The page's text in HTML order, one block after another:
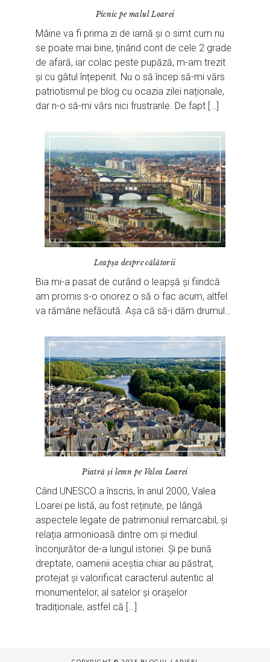
Picnic pe malul Loarei
Mâine va fi prima zi de iarnă și o simt cum nu
se poate mai bine, ținând cont de cele 2 grade
de afară, iar colac peste pupăză, m-am trezit
și cu gâtul înțepenit. Nu o să încep să-mi vărs
patriotismul pe blog cu ocazia zilei naționale,
dar n-o să-mi vărs nici frustrarile. De fapt […]
Leapșa despre călătorii
Bia mi-a pasat de curând o leapșă și fiindcă
am promis s-o onorez o să o fac acum, altfel
va rămâne nefăcută. Așa că să-i dăm drumul…
Piatră și lemn pe Valea Loarei
Când UNESCO a înscris, în anul 2000, Valea
Loarei pe listă, au fost reținute, pe lângă
aspectele legate de patrimoniul remarcabil, și
relația armonioasă dintre om și mediul
înconjurător de-a lungul istoriei. Și pe bună
dreptate, oamenii aceștia chiar au păstrat,
protejat și valorificat caracterul autentic al
monumentelor, al satelor și orașelor
tradiționale, astfel că […]